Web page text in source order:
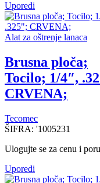
Uporedi
Alat za oštrenje lanaca
Brusna ploča;
Tocilo; 1/4″,
CRVENA;
Tecomec
ŠIFRA: '1005231
Ulogujte se za cenu i
Uporedi